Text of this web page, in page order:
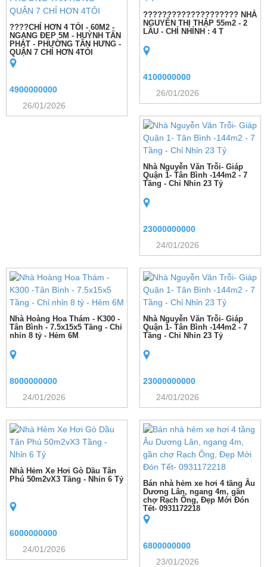
????CHỈ HƠN 4 TỎI - 60M2 -
NGANG ĐẸP 5M - HUỲNH TẤN
PHÁT - PHƯỜNG TÂN HƯNG -
QUẬN 7 CHỈ HƠN 4TỎI
4900000000
26/01/2026
???????????????????? NHÀ
NGUYỄN THỊ THẬP 55m2 - 2
LẦU - CHỈ NHỈNH : 4 T
4100000000
26/01/2026
Nhà Nguyễn Văn Trỗi- Giáp
Quận 1- Tân Bình -144m2 - 7
Tầng - Chỉ Nhỉn 23 Tỷ
23000000000
24/01/2026
Nhà Hoàng Hoa Thám - K300 -
Tân Bình - 7.5x15x5 Tầng - Chỉ
nhỉn 8 tỷ - Hẻm 6M
8000000000
24/01/2026
Nhà Nguyễn Văn Trỗi- Giáp
Quận 1- Tân Bình -144m2 - 7
Tầng - Chỉ Nhỉn 23 Tỷ
23000000000
24/01/2026
Nhà Hẻm Xe Hơi Gò Dầu Tân
Phú 50m2vX3 Tầng - Nhỉn 6 Tỷ
6000000000
24/01/2026
Bán nhà hẻm xe hơi 4 tầng Âu
Dương Lân, ngang 4m, gần
chợ Rạch Ông, Đẹp Mới Đón
Tết- 0931172218
6800000000
23/01/2026